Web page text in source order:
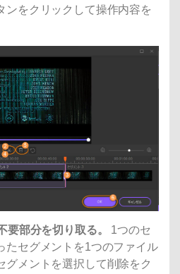
ンをクリックして操作内容を
要部分を切り取る。
1つのセ
たセグメントを1つのファイル
グメントを選択して削除をク